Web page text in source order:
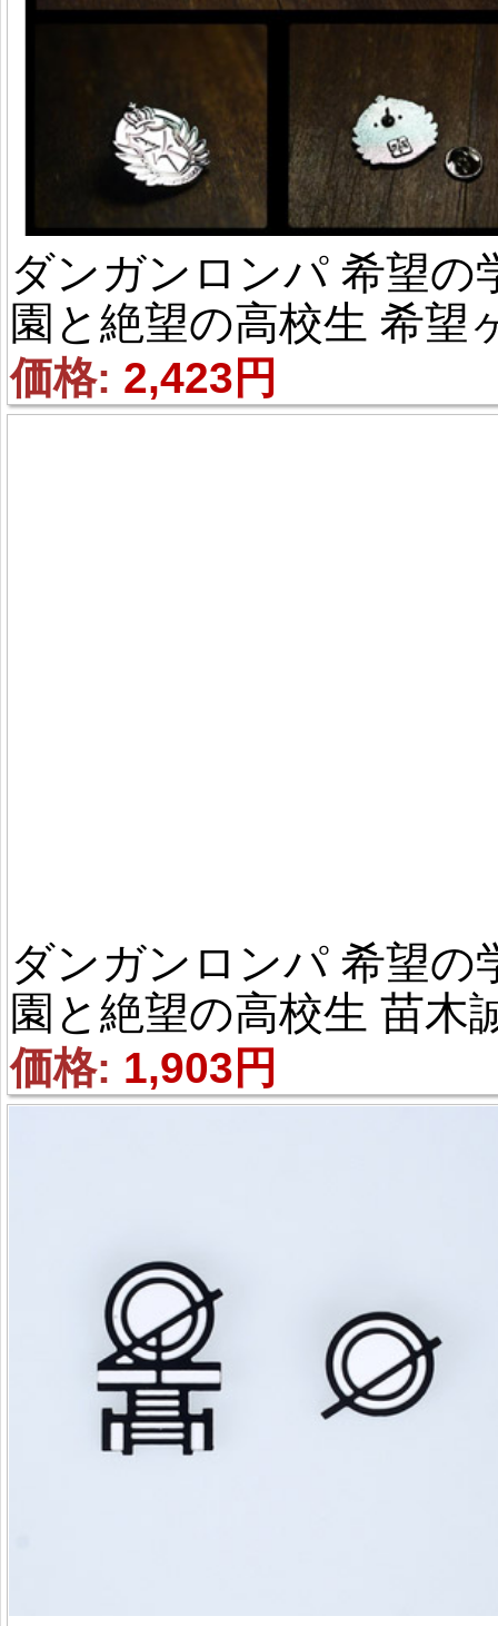
ダンガンロンパ 希望の
園と絶望の高校生 希望
峰学園 徽章/バッジ グ
ズ コスプレ道具
価格: 2,423円
ダンガンロンパ 希望の
園と絶望の高校生 苗木
（なえぎ まこと） ブロ
チ グッズ コスプレ
価格: 1,903円